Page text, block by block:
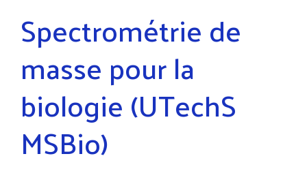
Spectrométrie de
masse pour la
biologie (UTechS
MSBio)